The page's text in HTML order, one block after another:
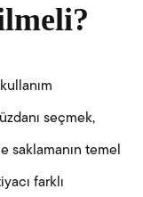
seçmek,
saklamanın temel
farklı